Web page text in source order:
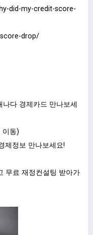
did-my-credit-score-
drop/
다 경제카드 만나보세
이동)
제정보 만나보세요!
무료 재정컨설팅 받아가